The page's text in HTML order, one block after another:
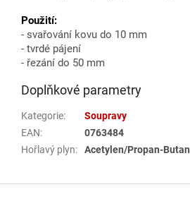
Použití:
- svařování kovu do 10 mm
- tvrdé pájení
- řezání do 50 mm
Doplňkové parametry
Kategorie:
Soupravy
EAN:
0763484
Hořlavý plyn: Acetylen/Propan-Butan